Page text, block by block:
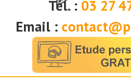
Tél. : 03 27
Email :